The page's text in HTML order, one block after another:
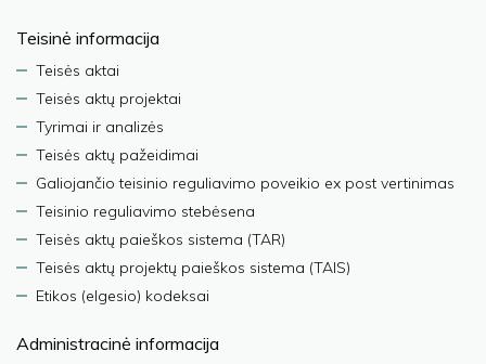
Teisinė informacija
Teisės aktai
Teisės aktų projektai
Tyrimai ir analizės
Teisės aktų pažeidimai
Galiojančio teisinio reguliavimo poveikio ex post vertinimas
Teisinio reguliavimo stebėsena
Teisės aktų paieškos sistema (TAR)
Teisės aktų projektų paieškos sistema (TAIS)
Etikos (elgesio) kodeksai
Administracinė informacija